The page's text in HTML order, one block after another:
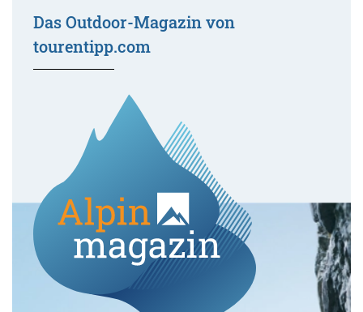
Das Outdoor-Magazin von
tourentipp.com